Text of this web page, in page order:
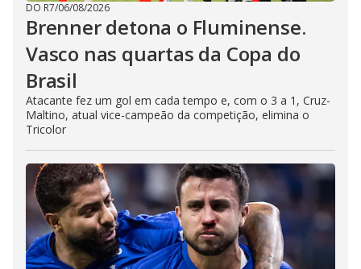
DO R7/06/08/2026
Brenner detona o Fluminense.
Vasco nas quartas da Copa do
Brasil
Atacante fez um gol em cada tempo e, com o 3 a 1, Cruz-
Maltino, atual vice-campeão da competição, elimina o
Tricolor